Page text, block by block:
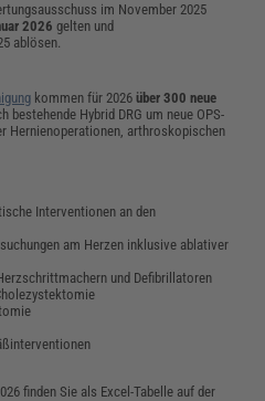
im November 2025
2026 gelten und
ablösen.
kommen für 2026über 300 neue
bestehende Hybrid DRG um neue OPS-
Hernienoperationen, arthroskopischen
Interventionen an den
am Herzen inklusive ablativer
und Defibrillatoren
finden Sie als Excel-Tabelle auf der